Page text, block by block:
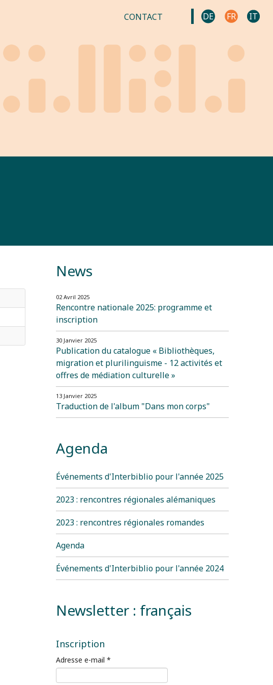
CONTACT DE FR IT
News
02 Avril 2025
Rencontre nationale 2025: programme et
inscription
30 Janvier 2025
Publication du catalogue « Bibliothèques,
migration et plurilinguisme - 12 activités et
offres de médiation culturelle »
13 Janvier 2025
Traduction de l'album "Dans mon corps"
Agenda
Événements d'Interbiblio pour l'année 2025
2023 : rencontres régionales alémaniques
2023 : rencontres régionales romandes
Agenda
Événements d'Interbiblio pour l'année 2024
Newsletter : français
Inscription
Adresse e-mail *